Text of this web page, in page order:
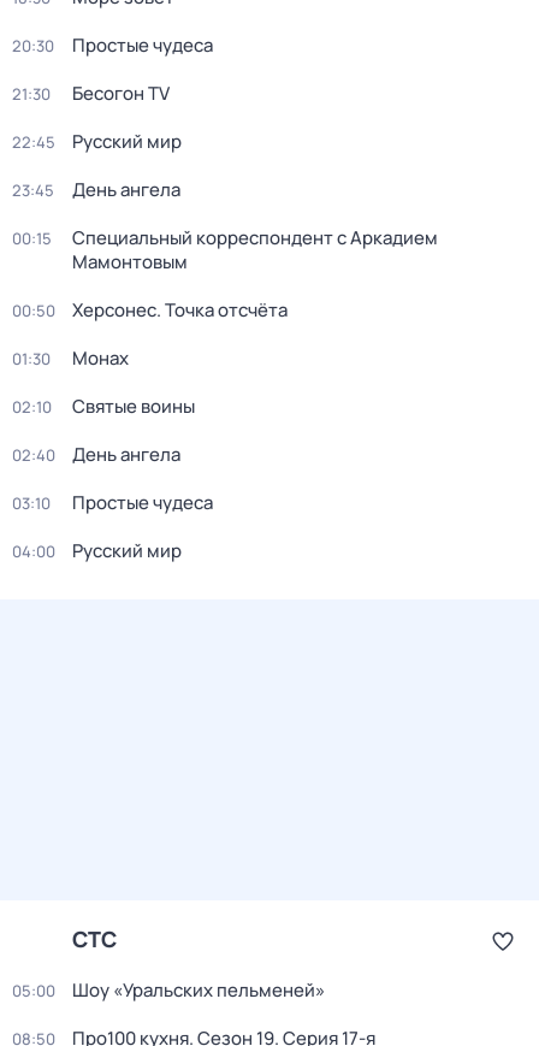
20:30 Простые чудеса
21:30 Бесогон TV
22:45 Русский мир
23:45 День ангела
00:15
Специальный корреспондент с Аркадием
Мамонтовым
00:50 Херсонес. Точка отсчёта
01:30 Монах
02:10 Святые воины
02:40 День ангела
03:10 Простые чудеса
04:00 Русский мир
СТС
05:00 Шоу «Уральских пельменей»
08:50 Про100 кухня. Сезон 19. Серия 17-я